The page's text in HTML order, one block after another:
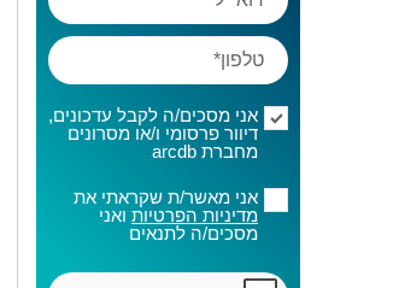
אני מסכים/ה לקבל עדכונים,
דיוור פרסומי ו/או מסרונים
מחברת arcdb
אני מאשר/ת שקראתי את
מדיניות הפרטיות ואני
מסכים/ה לתנאים